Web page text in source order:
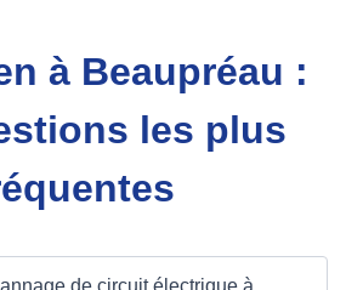
à Beaupréau :
les plus